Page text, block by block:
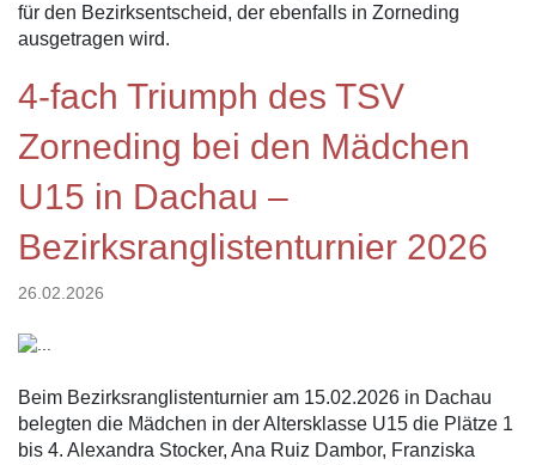
für den Bezirksentscheid, der ebenfalls in Zorneding
ausgetragen wird.
4-fach Triumph des TSV
Zorneding bei den Mädchen
U15 in Dachau –
Bezirksranglistenturnier 2026
26.02.2026
Beim Bezirksranglistenturnier am 15.02.2026 in Dachau
belegten die Mädchen in der Altersklasse U15 die Plätze 1
bis 4. Alexandra Stocker, Ana Ruiz Dambor, Franziska